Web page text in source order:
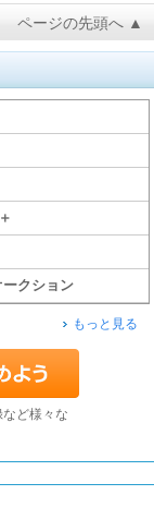
ページの先頭へ ▲
ークション
もっと見る
ど様々な